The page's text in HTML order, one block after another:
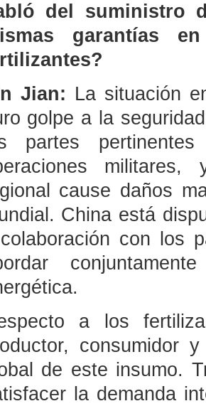
del suministro
garantías
Jian: La situación
golpe a la
partes
cause daños
China está
con los
a los
consumidor
de este insumo.
la demanda